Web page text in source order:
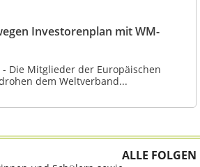
Investorenplan mit WM-
Die Mitglieder der Europäischen
dem Weltverband...
ALLE FOLGEN